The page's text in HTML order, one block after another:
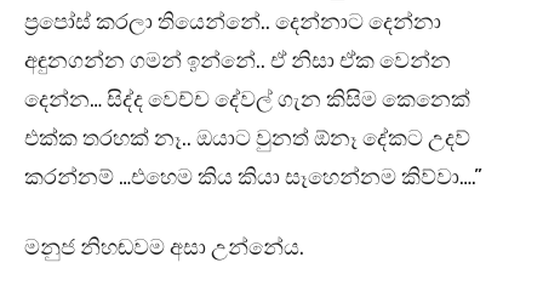
ප්‍රපෝස් කරලා තියෙන්නේ.. දෙන්නාට දෙන්නා
අඳුනගන්න ගමන් ඉන්නේ.. ඒ නිසා ඒක වෙන්න
දෙන්න… සිද්ද වෙච්ච දේවල් ගැන කිසිම කෙනෙක්
එක්ක තරහක් නෑ.. ඔයාට වුනත් ඕනෑ දේකට උදව්
කරන්නම් …එහෙම කිය කියා සෑහෙන්නම කිව්වා….”
මනුජ නිහඬවම අසා උන්නේය.